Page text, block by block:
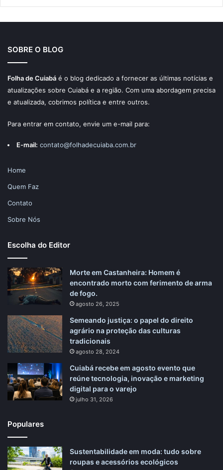
SOBRE O BLOG
Folha de Cuiabá é o blog dedicado a fornecer as últimas notícias e
atualizações sobre Cuiabá e a região. Com uma abordagem precisa
e atualizada, cobrimos política e entre outros.
Para entrar em contato, envie um e-mail para:
E-mail: contato@folhadecuiaba.com.br
Home
Quem Faz
Contato
Sobre Nós
Escolha do Editor
Morte em Castanheira: Homem é
encontrado morto com ferimento de arma
de fogo.
agosto 26, 2025
Semeando justiça: o papel do direito
agrário na proteção das culturas
tradicionais
agosto 28, 2024
Cuiabá recebe em agosto evento que
reúne tecnologia, inovação e marketing
digital para o varejo
julho 31, 2026
Populares
Sustentabilidade em moda: tudo sobre
roupas e acessórios ecológicos